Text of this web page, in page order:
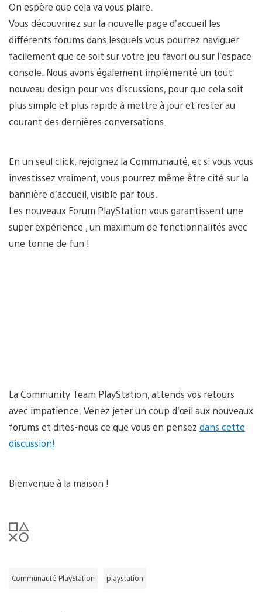
On espère que cela va vous plaire.
Vous découvrirez sur la nouvelle page d’accueil les
différents forums dans lesquels vous pourrez naviguer
facilement que ce soit sur votre jeu favori ou sur l’espace
console. Nous avons également implémenté un tout
nouveau design pour vos discussions, pour que cela soit
plus simple et plus rapide à mettre à jour et rester au
courant des dernières conversations.
En un seul click, rejoignez la Communauté, et si vous vous
investissez vraiment, vous pourrez même être cité sur la
bannière d’accueil, visible par tous.
Les nouveaux Forum PlayStation vous garantissent une
super expérience , un maximum de fonctionnalités avec
une tonne de fun !
La Community Team PlayStation, attends vos retours
avec impatience. Venez jeter un coup d’œil aux nouveaux
forums et dites-nous ce que vous en pensez dans cette
discussion!
Bienvenue à la maison !
Communauté PlayStation playstation